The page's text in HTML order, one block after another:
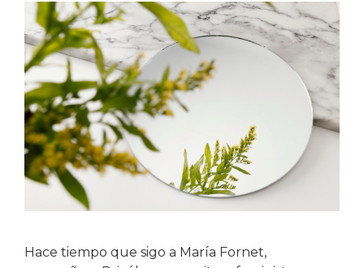
Hace tiempo que sigo a María Fornet,